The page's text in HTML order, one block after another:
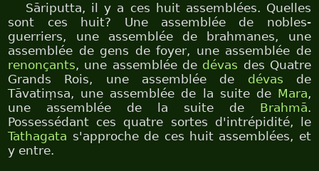
Sāriputta, il y a ces huit assemblées. Quelles
sont ces huit? Une assemblée de nobles-
guerriers, une assemblée de brahmanes, une
assemblée de gens de foyer, une assemblée de
renonçants, une assemblée de dévas des Quatre
Grands Rois, une assemblée de dévas de
Tāvatiṃsa, une assemblée de la suite de Mara,
une assemblée de la suite de Brahmā.
Possessédant ces quatre sortes d'intrépidité, le
Tathagata s'approche de ces huit assemblées, et
y entre.